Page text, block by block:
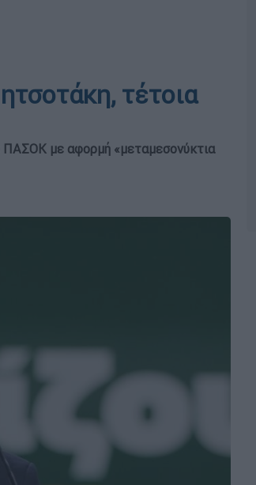
τέτοια
ΠΑΣΟΚ με αφορμή «μεταμεσονύκτια